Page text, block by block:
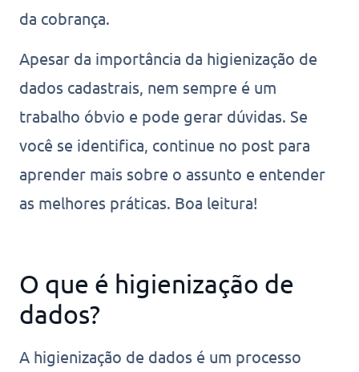
da cobrança.
Apesar da importância da higienização de
dados cadastrais, nem sempre é um
trabalho óbvio e pode gerar dúvidas. Se
você se identifica, continue no post para
aprender mais sobre o assunto e entender
as melhores práticas. Boa leitura!
O que é higienização de
dados?
A higienização de dados é um processo